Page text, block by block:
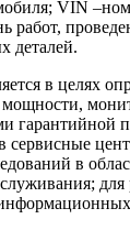
VIN
работ,
деталей.
в целях
гарантийной
сервисные
в